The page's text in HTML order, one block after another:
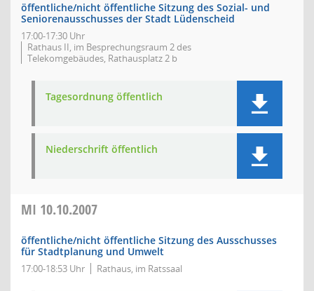
öffentliche/nicht öffentliche Sitzung des Sozial- und
Seniorenausschusses der Stadt Lüdenscheid
17:00-17:30 Uhr
Rathaus II, im Besprechungsraum 2 des
Telekomgebäudes, Rathausplatz 2 b
Tagesordnung öffentlich
Niederschrift öffentlich
MI 10.10.2007
öffentliche/nicht öffentliche Sitzung des Ausschusses
für Stadtplanung und Umwelt
17:00-18:53 Uhr Rathaus, im Ratssaal